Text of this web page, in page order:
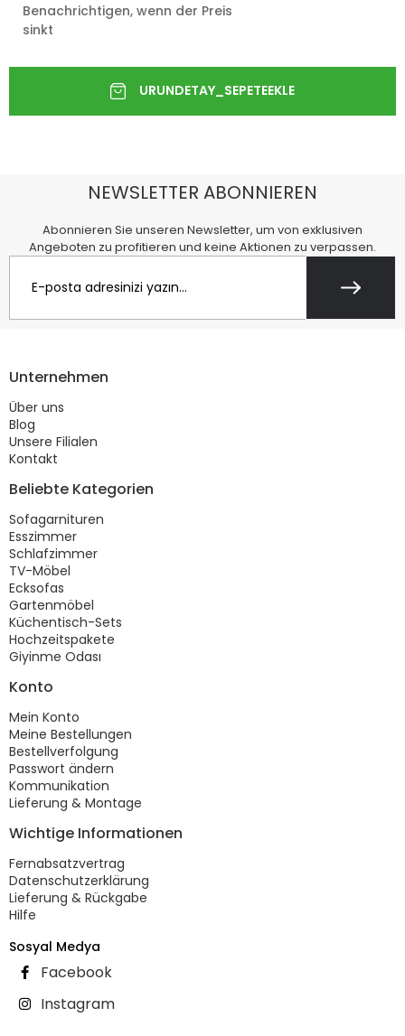
Benachrichtigen, wenn der Preis
sinkt
NEWSLETTER ABONNIEREN
Abonnieren Sie unseren Newsletter, um von exklusiven
Angeboten zu profitieren und keine Aktionen zu verpassen.
Unternehmen
Über uns
Blog
Unsere Filialen
Kontakt
Beliebte Kategorien
Sofagarnituren
Esszimmer
Schlafzimmer
TV-Möbel
Ecksofas
Gartenmöbel
Küchentisch-Sets
Hochzeitspakete
Giyinme Odası
Konto
Mein Konto
Meine Bestellungen
Bestellverfolgung
Passwort ändern
Kommunikation
Lieferung & Montage
Wichtige Informationen
Fernabsatzvertrag
Datenschutzerklärung
Lieferung & Rückgabe
Hilfe
Sosyal Medya
Facebook
Instagram